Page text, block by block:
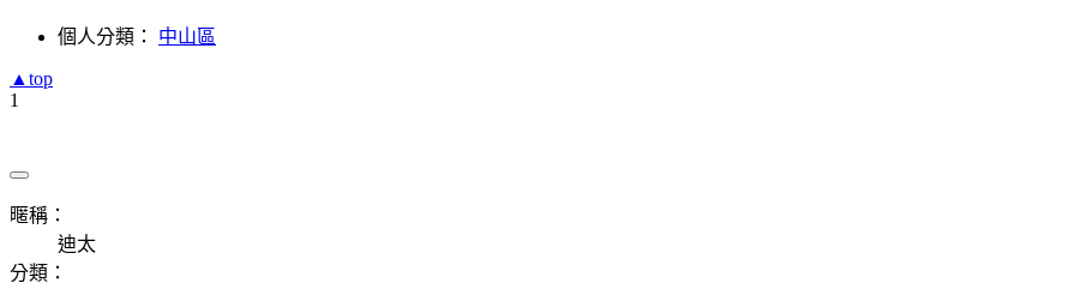
個人分類： 中山區
▲top
1
暱稱：
迪太
分類：